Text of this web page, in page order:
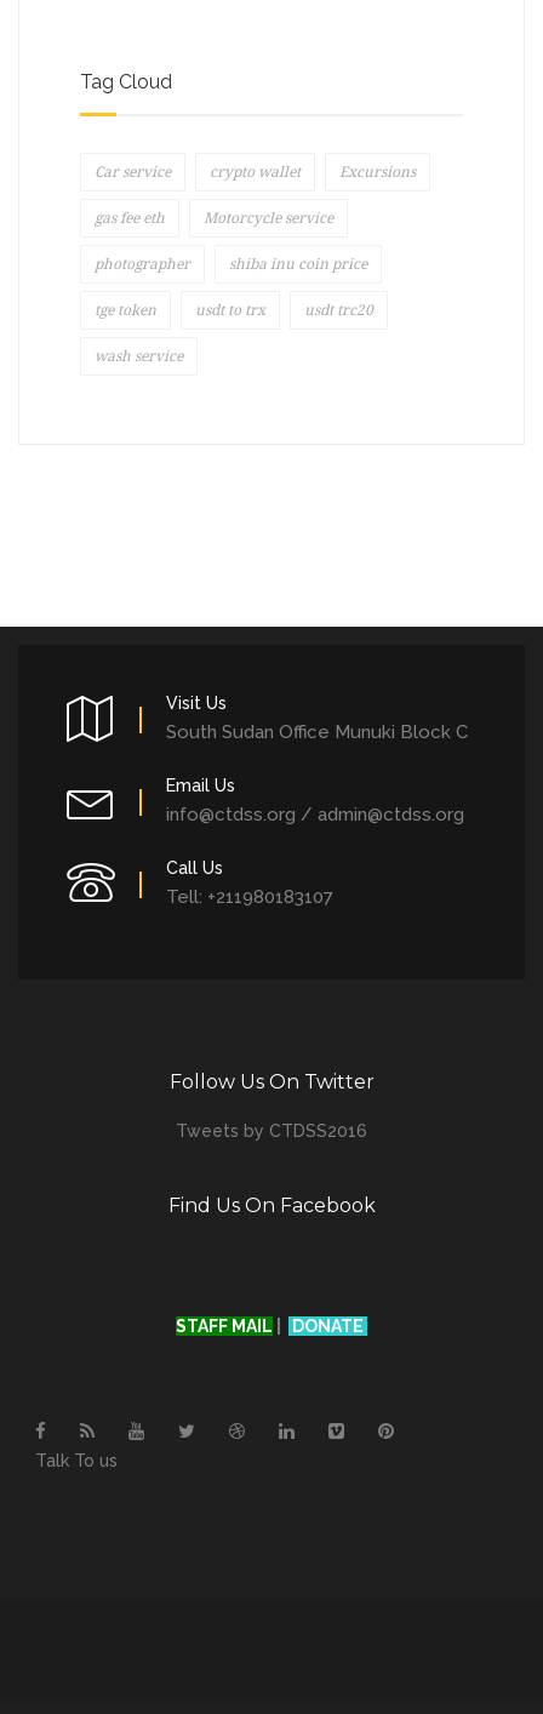
Tag Cloud
Car service crypto wallet Excursions
gas fee eth Motorcycle service
photographer shiba inu coin price
tge token usdt to trx usdt trc20
wash service
Visit Us
South Sudan Office Munuki Block C
Email Us
info@ctdss.org / admin@ctdss.org
Call Us
Tell: +211980183107
Follow Us On Twitter
Tweets by CTDSS2016
Find Us On Facebook
STAFF MAIL DONATE
Talk To us